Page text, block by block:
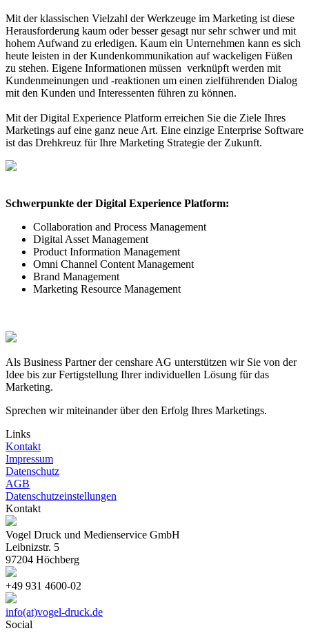
Mit der klassischen Vielzahl der Werkzeuge im Marketing ist diese
Herausforderung kaum oder besser gesagt nur sehr schwer und mit
hohem Aufwand zu erledigen. Kaum ein Unternehmen kann es sich
heute leisten in der Kundenkommunikation auf wackeligen Füßen
zu stehen. Eigene Informationen müssen verknüpft werden mit
Kundenmeinungen und -reaktionen um einen zielführenden Dialog
mit den Kunden und Interessenten führen zu können.
Mit der Digital Experience Platform erreichen Sie die Ziele Ihres
Marketings auf eine ganz neue Art. Eine einzige Enterprise Software
ist das Drehkreuz für Ihre Marketing Strategie der Zukunft.
Schwerpunkte der Digital Experience Platform:
Collaboration and Process Management
Digital Asset Management
Product Information Management
Omni Channel Content Management
Brand Management
Marketing Resource Management
Als Business Partner der censhare AG unterstützen wir Sie von der
Idee bis zur Fertigstellung Ihrer individuellen Lösung für das
Marketing.
Sprechen wir miteinander über den Erfolg Ihres Marketings.
Links
Kontakt
Impressum
Datenschutz
AGB
Datenschutzeinstellungen
Kontakt
Vogel Druck und Medienservice GmbH
Leibnizstr. 5
97204 Höchberg
+49 931 4600-02
info(at)vogel-druck.de
Social